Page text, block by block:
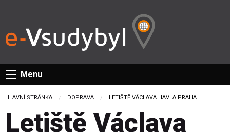
Menu
HLAVNÍ STRÁNKA DOPRAVA CURRENT:
LETIŠTĚ VÁCLAVA HAVLA PRAHA
Letiště Václava